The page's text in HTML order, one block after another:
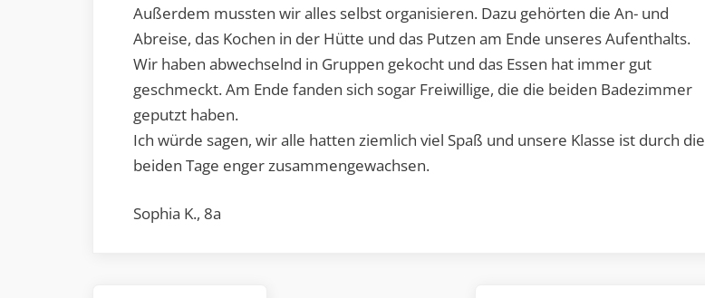
Außerdem mussten wir alles selbst organisieren. Dazu gehörten die An- und
Abreise, das Kochen in der Hütte und das Putzen am Ende unseres Aufenthalts.
Wir haben abwechselnd in Gruppen gekocht und das Essen hat immer gut
geschmeckt. Am Ende fanden sich sogar Freiwillige, die die beiden Badezimmer
geputzt haben.
Ich würde sagen, wir alle hatten ziemlich viel Spaß und unsere Klasse ist durch die
beiden Tage enger zusammengewachsen.
Sophia K., 8a